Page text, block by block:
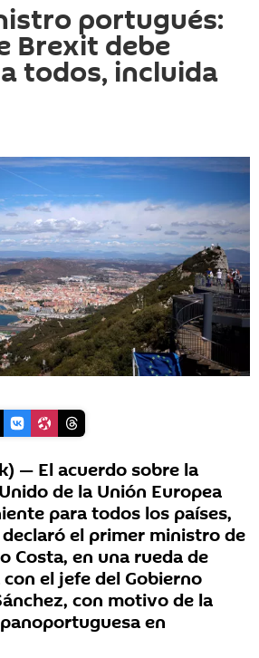
portugués:
Brexit debe
todos, incluida
— El acuerdo sobre la
de la Unión Europea
para todos los países,
el primer ministro de
Costa, en una rueda de
el jefe del Gobierno
con motivo de la
en